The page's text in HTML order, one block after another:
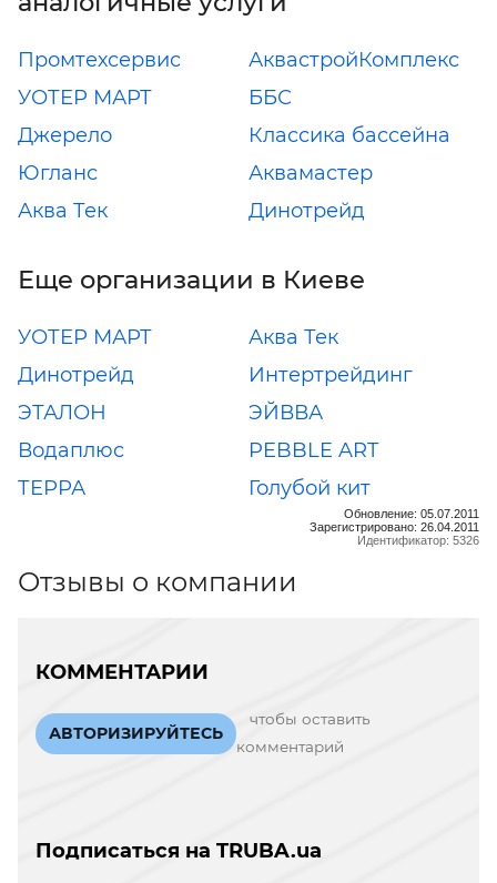
Промтехсервис
АквастройКомплекс
УОТЕР МАРТ
ББС
Джерело
Классика бассейна
Югланс
Аквамастер
Аква Тек
Динотрейд
Еще организации в Киеве
УОТЕР МАРТ
Аква Тек
Динотрейд
Интертрейдинг
ЭТАЛОН
ЭЙВВА
Водаплюс
PEBBLE ART
ТЕРРА
Голубой кит
Обновление: 05.07.2011
Зарегистрировано: 26.04.2011
Идентификатор: 5326
Отзывы о компании
КОММЕНТАРИИ
АВТОРИЗИРУЙТЕСЬ
чтобы оставить
комментарий
Подписаться на TRUBA.ua